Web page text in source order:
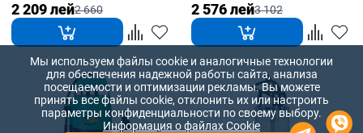
2 209 лей2 660 2 576 лей3 102
Мы используем файлы cookie и аналогичные технологии
для обеспечения надежной работы сайта, анализа
посещаемости и оптимизации рекламы. Вы можете
принять все файлы cookie, отклонить их или настроить
параметры конфиденциальности по своему выбору.
Информация о файлах Cookie